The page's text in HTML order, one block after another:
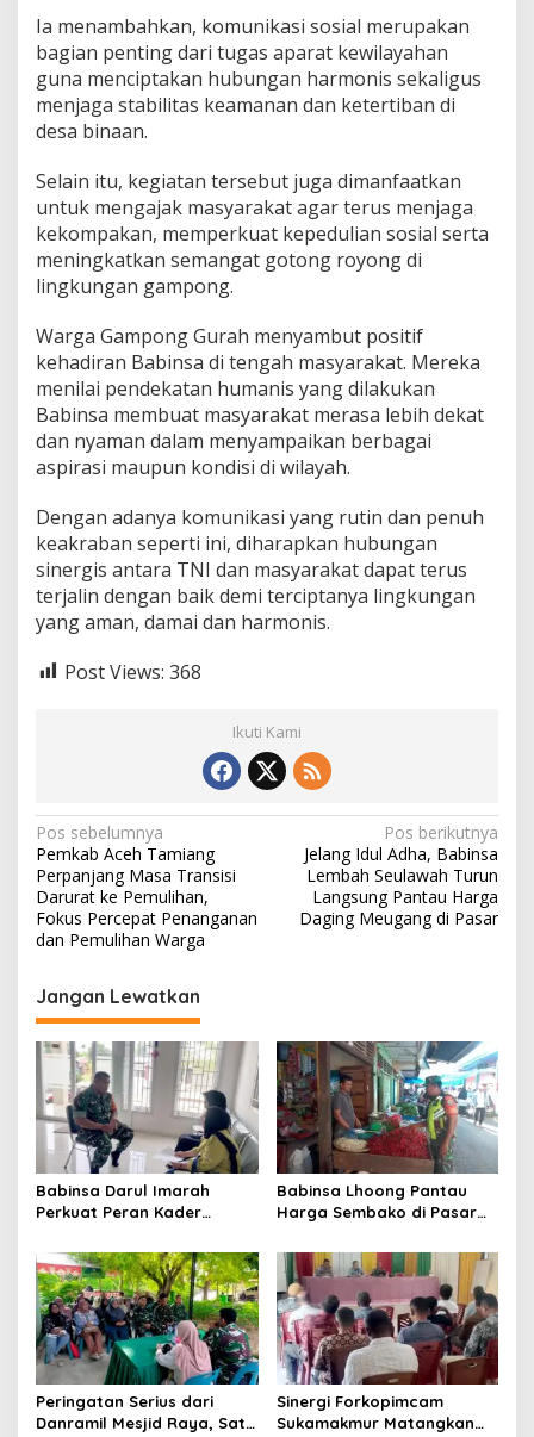
g
Ia menambahkan, komunikasi sosial merupakan
bagian penting dari tugas aparat kewilayahan
guna menciptakan hubungan harmonis sekaligus
menjaga stabilitas keamanan dan ketertiban di
desa binaan.
Selain itu, kegiatan tersebut juga dimanfaatkan
untuk mengajak masyarakat agar terus menjaga
kekompakan, memperkuat kepedulian sosial serta
meningkatkan semangat gotong royong di
lingkungan gampong.
Warga Gampong Gurah menyambut positif
kehadiran Babinsa di tengah masyarakat. Mereka
menilai pendekatan humanis yang dilakukan
Babinsa membuat masyarakat merasa lebih dekat
dan nyaman dalam menyampaikan berbagai
aspirasi maupun kondisi di wilayah.
Dengan adanya komunikasi yang rutin dan penuh
keakraban seperti ini, diharapkan hubungan
sinergis antara TNI dan masyarakat dapat terus
terjalin dengan baik demi terciptanya lingkungan
yang aman, damai dan harmonis.
Post Views: 368
Ikuti Kami
N
a
v
i
a
s
i
p
o
s
Pos sebelumnya
Pemkab Aceh Tamiang
Perpanjang Masa Transisi
Darurat ke Pemulihan,
Fokus Percepat Penanganan
dan Pemulihan Warga
Pos berikutnya
Jelang Idul Adha, Babinsa
Lembah Seulawah Turun
Langsung Pantau Harga
Daging Meugang di Pasar
Jangan Lewatkan
Babinsa Darul Imarah
Perkuat Peran Kader
Mendukung Program Gizi
Anak
Babinsa Lhoong Pantau
Harga Sembako di Pasar
Perkembangannya
Peringatan Serius dari
Danramil Mesjid Raya, Satu
Sinergi Forkopimcam
Sukamakmur Matangkan